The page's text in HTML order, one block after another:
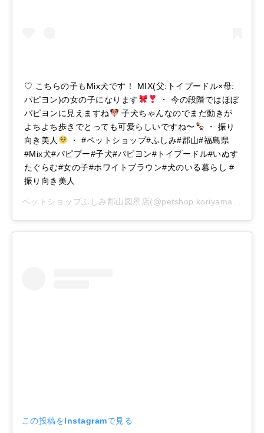
♡ こちらの子もMix犬です！ MIX(父:トイプードル×母:
パピヨン)の女の子になります
・ 今の段階ではほぼ
パピヨンに見えますね
子犬ちゃんなのでまだ動きが
よちよち歩きでとっても可愛らしいですね〜
・ 振り
向き美人
・ #ペットショップ#ふしみ#郡山#福島県
#Mix犬#パピプー#子犬#パピヨン#トイプードル#いぬす
たぐらむ#女の子#ホワイトブラウン#犬のいる暮らし #
振り向き美人
ペットショップふしみ郡山図景店(@petshop.koriyama_)がシェアした投稿 –
この投稿をInstagramで見る